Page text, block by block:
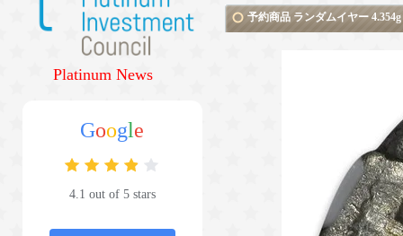
Platinum News
Google
4.1 out of 5 stars
予約商品 ランダムイヤー